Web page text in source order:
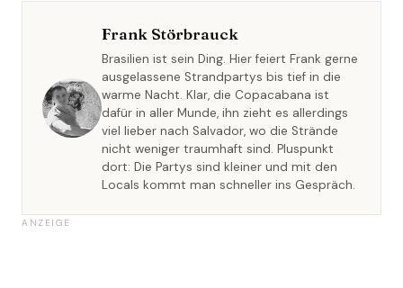
Frank Störbrauck
Brasilien ist sein Ding. Hier feiert Frank gerne
ausgelassene Strandpartys bis tief in die
warme Nacht. Klar, die Copacabana ist
dafür in aller Munde, ihn zieht es allerdings
viel lieber nach Salvador, wo die Strände
nicht weniger traumhaft sind. Pluspunkt
dort: Die Partys sind kleiner und mit den
Locals kommt man schneller ins Gespräch.
ANZEIGE